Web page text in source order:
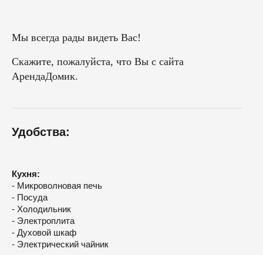
Мы всегда рады видеть Вас!
Скажите, пожалуйста, что Вы с сайта
АрендаДомик.
Удобства:
Кухня:
- Микроволновая печь
- Посуда
- Холодильник
- Электроплита
- Духовой шкаф
- Электрический чайник